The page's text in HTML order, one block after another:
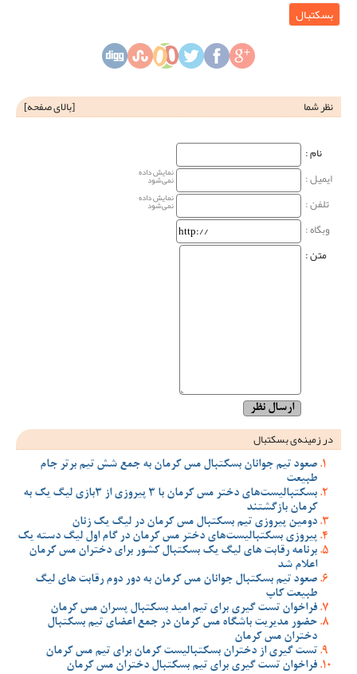
بسکتبال
نظر شما [بالای صفحه]
نام‌ :
ایمیل :
نمایش داده
نمی‌شود
تلفن : نمایش داده
نمی‌شود
وبگاه‌ :
متن :
در زمینه‌ی بسکتبال
صعود تیم جوانان بسکتبال مس کرمان به جمع شش تیم برتر جام
طبیعت
بسکتبالیست‌های دختر مس کرمان با 3 پیروزی از 3بازی لیگ یک به
کرمان بازگشتند
دومین پیروزی تیم بسکتبال مس کرمان در لیگ یک زنان
پیروزی بسکتبالیست‌های دختر مس کرمان در گام اول لیگ دسته یک
برنامه رقابت های لیگ یک بسکتبال کشور برای دختران مس کرمان
اعلام شد
صعود تیم بسکتبال جوانان مس کرمان به دور دوم رقابت های لیگ
طبیعت کاپ
فراخوان تست گیری برای تیم امید بسکتبال پسران مس کرمان
حضور مدیریت باشگاه مس کرمان در جمع اعضای تیم بسکتبال
دختران مس کرمان
تست گیری از دختران بسکتبالیست کرمان برای تیم مس کرمان
فراخوان تست گیری برای تیم بسکتبال دختران مس کرمان